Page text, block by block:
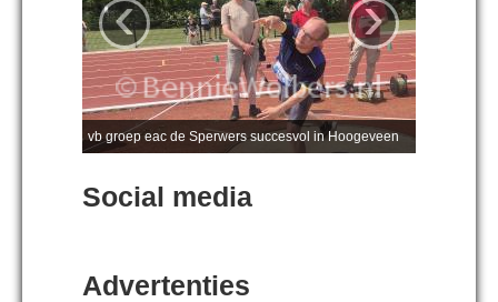
vb groep eac de Sperwers succesvol in Hoogeveen
‹ ›
Social media
Advertenties